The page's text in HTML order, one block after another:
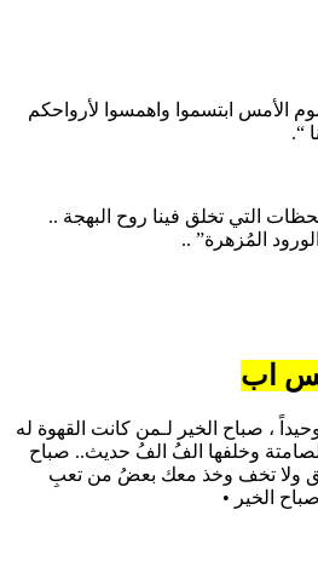
الأمس ابتسموا واهمسوا لأرواحكم
“.
التي تخلق فينا روح البهجة ..
المُزهرة” ..
اب
، صباح الخير لـمن كانت القهوة له
الصامتة وخلفها الفُ الفُ حديث.. صباح
حلّق ولا تخف وخذ معك بعضُ من تعبِ
الخير •